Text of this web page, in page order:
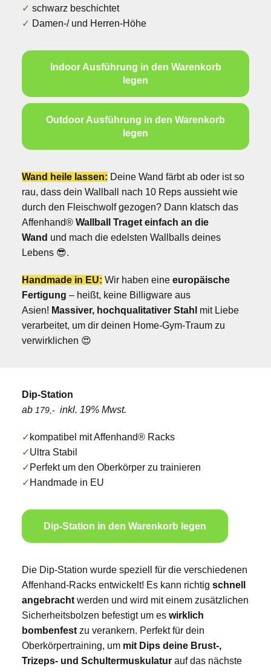
✓ schwarz beschichtet
✓ Damen-/ und Herren-Höhe
Indoor Ausführung in den Warenkorb
legen
Outdoor Ausführung in den Warenkorb
legen
Wand heile lassen: Deine Wand färbt ab oder ist so
rau, dass dein Wallball nach 10 Reps aussieht wie
durch den Fleischwolf gezogen? Dann klatsch das
Affenhand® Wallball Traget einfach an die
Wand und mach die edelsten Wallballs deines
Lebens 😎.
Handmade in EU: Wir haben eine europäische
Fertigung – heißt, keine Billigware aus
Asien! Massiver, hochqualitativer Stahl mit Liebe
verarbeitet, um dir deinen Home-Gym-Traum zu
verwirklichen 😍
Dip-Station
ab 179,- inkl. 19% Mwst.
✓ kompatibel mit Affenhand® Racks
✓Ultra Stabil
✓ Perfekt um den Oberkörper zu trainieren
✓ Handmade in EU
Dip-Station in den Warenkorb legen
Die Dip-Station wurde speziell für die verschiedenen
Affenhand-Racks entwickelt! Es kann richtig schnell
angebrachtwerden und wird mit einem zusätzlichen
Sicherheitsbolzen befestigt um es wirklich
bombenfestzu verankern. Perfekt für dein
Oberkörpertraining, um mit Dips deine Brust-,
Trizeps- und Schultermuskulaturauf das nächste